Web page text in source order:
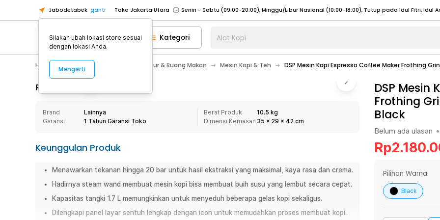
Jabodetabek ganti Toko Jakarta Utara
Toko Tangerang
Toko Cikupa
Pick n Go Jakarta Barat
Senin - Jumat (07:00 - 20:00), Sabtu - Minggu (08:00 - 20:00), Tutup pada Idul Fitri
Pick n Go Bekasi
Senin - Jumat (08:00 - 20:00), Sabtu - Minggu/ Libur Nasional (08:00 - 17:00) Selengkapnya
Senin - Jumat (08:00 - 20:00), Sabtu - Minggu/ Libur Nasional (08:00 - 17:00) Selengkapnya
Senin - Sabtu (09:00-20:00), Minggu/Libur Nasional (12:00-20:00), Tutup pada Idul Fitri
Senin - Sabtu (09:00-20:00), Minggu/Libur Nasional (12:00-20:00), Tutup pada Idul Fitri
Toko Tangerang
Pick n Go Jakarta Barat
Senin - Jumat (07:00 - 20:00), Sabtu - Minggu (08:00 - 20:00), Tutup pada Idul Fitri
Pick n Go Bekasi
Senin - Jumat (08:00 - 20:00), Sabtu - Minggu/ Libur Nasional (08:00 - 17:00) Selengkapnya
Pick n Go Depok
Senin - Jumat (08:00 - 20:00), Sabtu - Minggu/ Libur Nasional (08:00 - 17:00)
Kategori Alat Kopi
Home Appliance Perlengkapan Dapur & Ruang Makan Mesin Kopi & Teh DSP Mesin Kopi Espresso Coffee Maker Frothing
Rincian Produk
Brand
Lainnya
Garansi
1 Tahun Garansi Toko
Berat Produk
10.5 kg
Dimensi Kemasan 35 x 29 x 42 cm
Keunggulan Produk
Menawarkan tekanan hingga 20 bar untuk hasil ekstraksi yang maksimal, kaya rasa dan crema.
Hadirnya steam wand membuat mesin kopi bisa membuat buih susu yang lembut secara cepat.
Kapasitas tangki 1.7 L memungkinkan untuk menyeduh beberapa gelas kopi sekaligus.
Dilengkapi panel layar sentuh lengkap dengan icon untuk memudahkan proses membuat kopi.
DSP Mesin
Frothing
Black
Belum ada ulasan •
Rp
Pilihan Warna:
Black
Silakan ubah lokasi store sesuai
dengan lokasi Anda.
Mengerti